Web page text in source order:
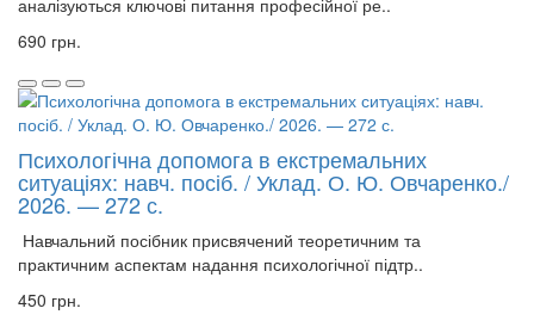
аналізуються ключові питання професійної ре..
690 грн.
Психологічна допомога в екстремальних
ситуаціях: навч. посіб. / Уклад. О. Ю. Овчаренко./
2026. — 272 с.
Навчальний посібник присвячений теоретичним та
практичним аспектам надання психологічної підтр..
450 грн.